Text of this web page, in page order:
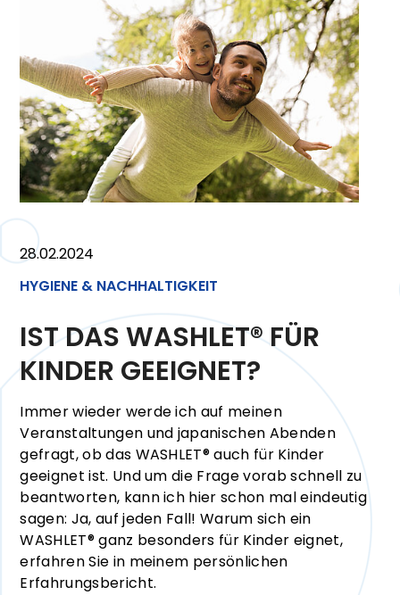
HYGIENE & NACHHALTIGKEIT
28.02.2024
IST DAS WASHLET® FÜR
KINDER GEEIGNET?
Immer wieder werde ich auf meinen
Veranstaltungen und japanischen Abenden
gefragt, ob das WASHLET® auch für Kinder
geeignet ist. Und um die Frage vorab schnell zu
beantworten, kann ich hier schon mal eindeutig
sagen: Ja, auf jeden Fall! Warum sich ein
WASHLET® ganz besonders für Kinder eignet,
erfahren Sie in meinem persönlichen
Erfahrungsbericht.